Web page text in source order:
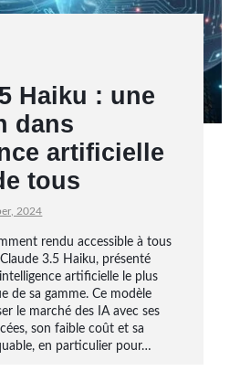
Haiku : une
dans
artificielle
tous
2024
rendu accessible à tous
3.5 Haiku, présenté
artificielle le plus
de sa gamme. Ce modèle
le marché des IA avec ses
son faible coût et sa
en particulier pour…